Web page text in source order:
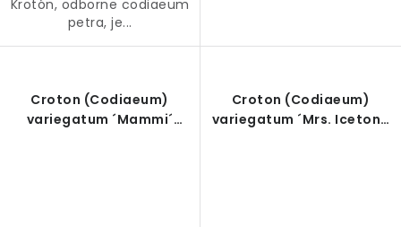
Krotón, odborne codiaeum
petra, je...
Croton (Codiaeum)
variegatum ´Mammi´
Croton (Codiaeum)
variegatum ´Mrs. Iceton´,